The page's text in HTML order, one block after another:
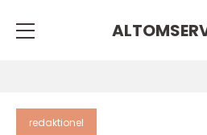
redaktionel